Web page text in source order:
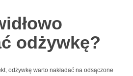
odżywkę?
odżywkę warto nakładać na odsączone